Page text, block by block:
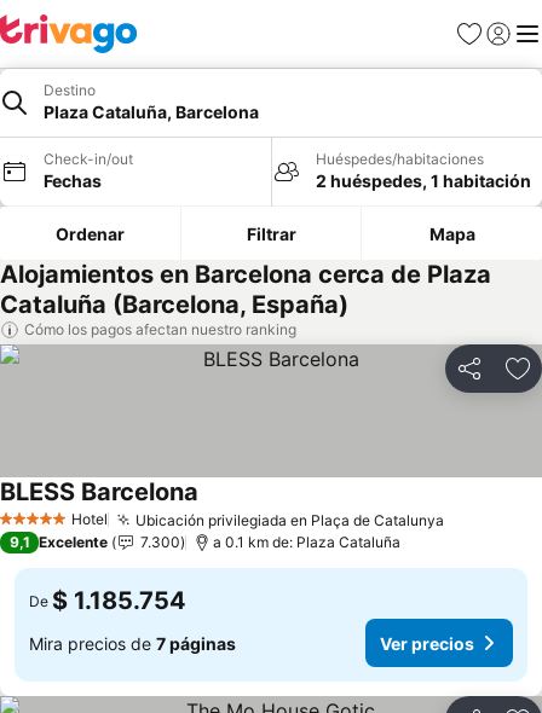
Favoritos
Iniciar
Destino
Plaza Cataluña, Barcelona
Check-in/out
Fechas
Huéspedes/habitaciones
2 huéspedes, 1 habitación
Ordenar Filtrar Mapa
Alojamientos en Barcelona cerca de Plaza
Cataluña (Barcelona, España)
Cómo los pagos afectan nuestro ranking
Compartir
5 Estrellas Hotel Ubicación privilegiada en Plaça de Catalunya
BLESS Barcelona
9,1 Excelente 7.300 a 0.1 km de: Plaza Cataluña
De $ 1.185.754
Mira precios de 7 páginas Ver precios